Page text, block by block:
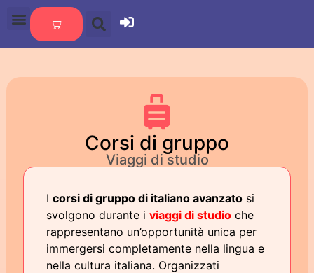
Corsi di gruppo
Viaggi di studio
I corsi di gruppo di italiano avanzato si
svolgono durante i viaggi di studio che
rappresentano un’opportunità unica per
immergersi completamente nella lingua e
nella cultura italiana. Organizzati